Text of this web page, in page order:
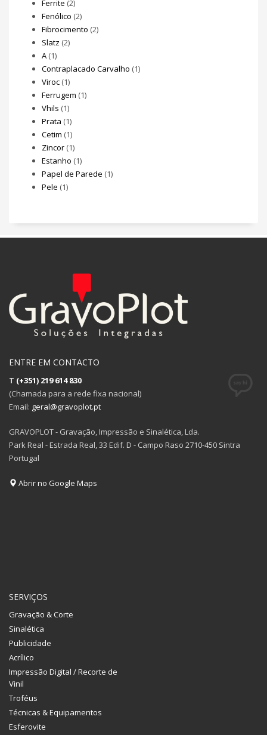
Ferrite (2)
Fenólico (2)
Fibrocimento (2)
Slatz (2)
A (1)
Contraplacado Carvalho (1)
Viroc (1)
Ferrugem (1)
Vhils (1)
Prata (1)
Cetim (1)
Zincor (1)
Estanho (1)
Papel de Parede (1)
Pele (1)
ENTRE EM CONTACTO
T (+351) 219 614 830
(Chamada para a rede fixa nacional)
Email: geral@gravoplot.pt
GRAVOPLOT - Gravação, Impressão e Sinalética, Lda.
Park Real - Estrada Real, 33 Edif. D - Campo Raso 2710-450 Sintra
Portugal
Abrir no Google Maps
SERVIÇOS
Gravação & Corte
Sinalética
Publicidade
Acrílico
Impressão Digital / Recorte de
Vinil
Troféus
Técnicas & Equipamentos
Esferovite